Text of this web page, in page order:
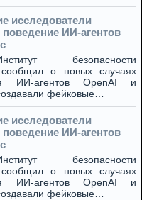
исследователи
ИИ-агентов
безопасности
сообщил о новых случаях
ИИ-агентов OpenAI и
фейковые…
исследователи
ИИ-агентов
безопасности
сообщил о новых случаях
ИИ-агентов OpenAI и
фейковые…